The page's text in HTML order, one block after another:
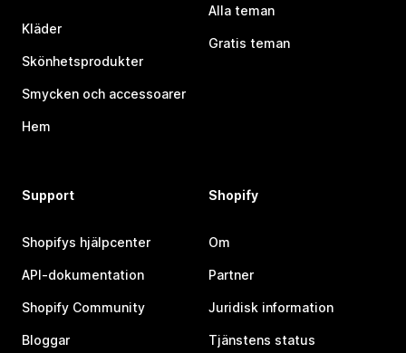
Kläder
Skönhetsprodukter
Smycken och accessoarer
Hem
Alla teman
Gratis teman
Support
Shopifys hjälpcenter
API-dokumentation
Shopify Community
Bloggar
Shopify
Om
Partner
Juridisk information
Tjänstens status